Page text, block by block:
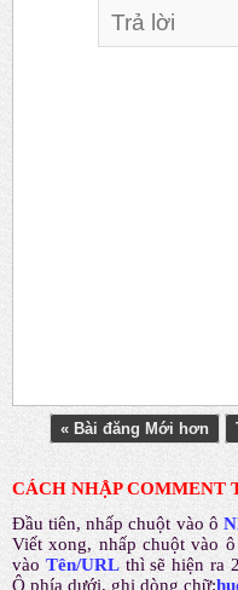
Trả lời
« Bài đăng Mới hơn
CÁCH NHẬP COMMENT
Đầu tiên, nhấp chuột vào ô
Viết xong, nhấp chuột vào ô
vào Tên/URL thì sẽ hiện ra
Ô phía dưới, ghi dòng chữ: